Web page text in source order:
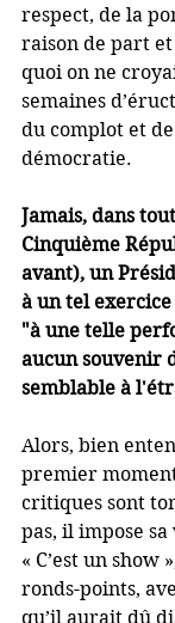
respect, de la
raison de part et
quoi on ne
semaines
du complot et
démocratie.
Jamais, dans
Cinquième
avant), un
à un tel
"à une telle
aucun souvenir
semblable à
Alors, bien
premier
critiques sont
pas, il impose sa
« C’est un show
ronds-points,
qu’il aurait dû